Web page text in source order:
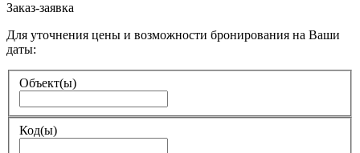
Заказ-заявка
Для уточнения цены и возможности бронирования на Ваши
даты:
Объект(ы)
Код(ы)